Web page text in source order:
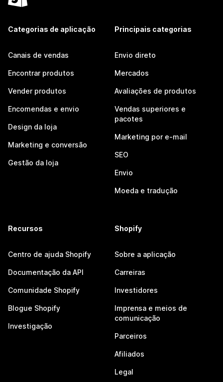
Categorias de aplicação
Canais de vendas
Encontrar produtos
Vender produtos
Encomendas e envio
Design da loja
Marketing e conversão
Gestão da loja
Principais categorias
Envio direto
Mercados
Avaliações de produtos
Vendas superiores e
pacotes
Marketing por e-mail
SEO
Envio
Moeda e tradução
Recursos
Centro de ajuda Shopify
Documentação da API
Comunidade Shopify
Blogue Shopify
Investigação
Shopify
Sobre a aplicação
Carreiras
Investidores
Imprensa e meios de
comunicação
Parceiros
Afiliados
Legal